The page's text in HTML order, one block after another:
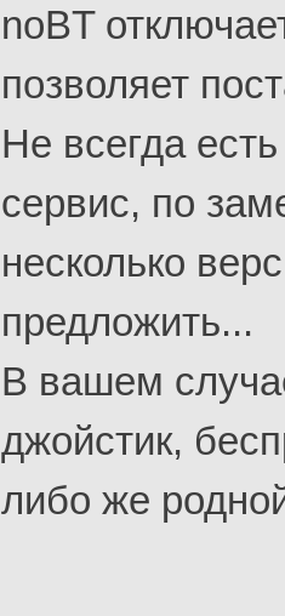
noBT
позволяет
Не всегда
сервис, по
несколько
предложить...
В вашем
джойстик,
либо же